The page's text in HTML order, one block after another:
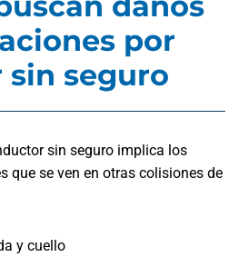
por
seguro
sin seguro implica los
que se ven en otras colisiones de
y cuello